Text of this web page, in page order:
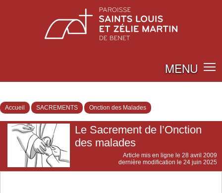
MENU
Accueil SACREMENTS Onction des Malades
Le Sacrement de l’Onction
des malades
Article mis en ligne le 28 avril 2009
dernière modification le 24 juin 2025